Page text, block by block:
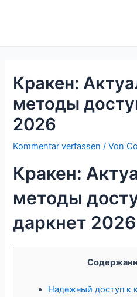
Кракен:
методы
2026
Kommentar verfassen / Von
Кракен:
методы
даркнет 2026
Надежный доступ к